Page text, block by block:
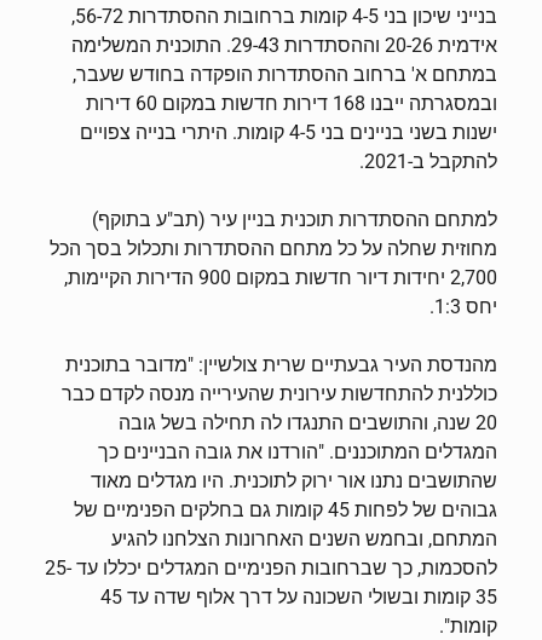
בנייני שיכון בני 4-5 קומות ברחובות ההסתדרות 56-72,
אידמית 20-26 וההסתדרות 29-43. התוכנית המשלימה
במתחם א' ברחוב ההסתדרות הופקדה בחודש שעבר,
ובמסגרתה ייבנו 168 דירות חדשות במקום 60 דירות
ישנות בשני בניינים בני 4-5 קומות. היתרי בנייה צפויים
להתקבל ב-2021.
למתחם ההסתדרות תוכנית בניין עיר (תב"ע בתוקף)
מחוזית שחלה על כל מתחם ההסתדרות ותכלול בסך הכל
2,700 יחידות דיור חדשות במקום 900 הדירות הקיימות,
יחס 1:3.
מהנדסת העיר גבעתיים שרית צולשיין: "מדובר בתוכנית
כוללנית להתחדשות עירונית שהעירייה מנסה לקדם כבר
20 שנה, והתושבים התנגדו לה תחילה בשל גובה
המגדלים המתוכננים. "הורדנו את גובה הבניינים כך
שהתושבים נתנו אור ירוק לתוכנית. היו מגדלים מאוד
גבוהים של לפחות 45 קומות גם בחלקים הפנימיים של
המתחם, ובחמש השנים האחרונות הצלחנו להגיע
להסכמות, כך שברחובות הפנימיים המגדלים יכללו עד 25-
35 קומות ובשולי השכונה על דרך אלוף שדה עד 45
קומות".